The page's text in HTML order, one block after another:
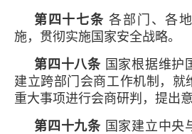
第四十七条 各部门、各
施，贯彻实施国家安全战略。
第四十八条 国家根据维护
建立跨部门会商工作机制，就
重大事项进行会商研判，提出
第四十九条 国家建立中央